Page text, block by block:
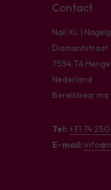
Contact
Nail XL |
Diamantstraat
7554 TA
Nederland
Bereikbaar
Tel: +31 74
E-mail: